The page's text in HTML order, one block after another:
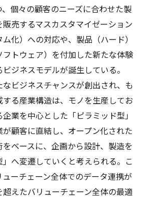
個々の顧客のニーズに合わせた製
売するマスカスタマイゼーション
ム化）への対応や、製品（ハード）
フトウェア）を付加した新たな体験
ジネスモデルが誕生している。
ビジネスチャンスが創出され、も
する産業構造は、モノを生産してお
業を中心とした「ピラミッド型」
顧客に直結し、オープン化された
ベースに、企画から設計、製造を
へ変遷していくと考えられる。こ
ーチェーン全体でのデータ連携が
えたバリューチェーン全体の最適